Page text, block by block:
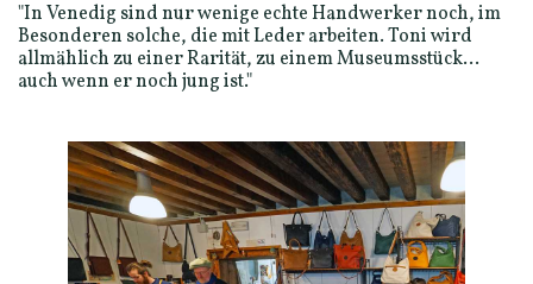
"In Venedig sind nur wenige echte Handwerker noch, im
Besonderen solche, die mit Leder arbeiten. Toni wird
allmählich zu einer Rarität, zu einem Museumsstück...
auch wenn er noch jung ist."